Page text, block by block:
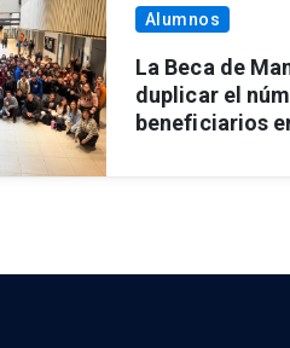
Alumnos
La Beca de
duplicar el
beneficiarios